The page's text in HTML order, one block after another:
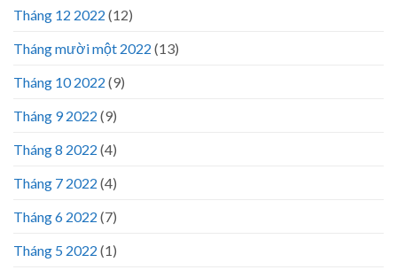
Tháng 12 2022 (12)
Tháng mười một 2022 (13)
Tháng 10 2022 (9)
Tháng 9 2022 (9)
Tháng 8 2022 (4)
Tháng 7 2022 (4)
Tháng 6 2022 (7)
Tháng 5 2022 (1)